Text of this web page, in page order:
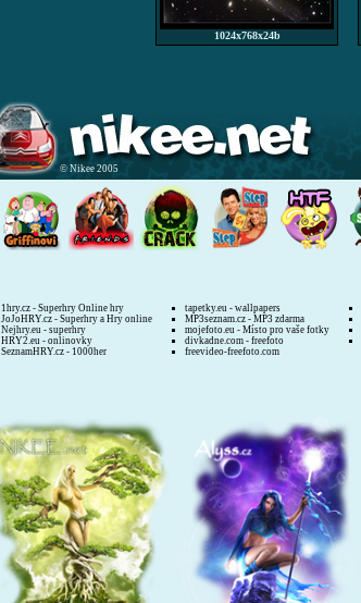
1024x768x24b
© Nikee 2005
1hry.cz - Superhry Online hry
JoJoHRY.cz - Superhry a Hry online
Nejhry.eu - superhry
HRY2.eu - onlinovky
SeznamHRY.cz - 1000her
tapetky.eu - wallpapers
MP3seznam.cz - MP3 zdarma
mojefoto.eu - Místo pro vaše fotky
divkadne.com - freefoto
freevideo-freefoto.com